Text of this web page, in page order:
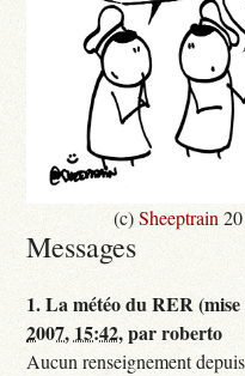
(c)Sheeptrain
Messages
1.La météo du RER
2007, 15:42,parroberto
Aucun renseignement